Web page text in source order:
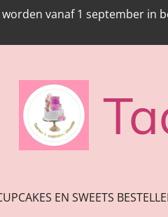
vanaf 1 september
EN SWEETS